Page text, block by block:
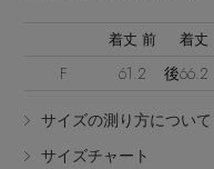
着丈 前 着丈
F 61.2 後66.2
サイズの測り方について
サイズチャート